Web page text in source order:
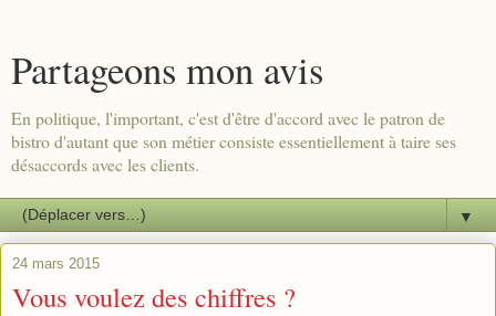
Partageons mon avis
En politique, l'important, c'est d'être d'accord avec le patron de
bistro d'autant que son métier consiste essentiellement à taire ses
désaccords avec les clients.
▼
24 mars 2015
Vous voulez des chiffres ?